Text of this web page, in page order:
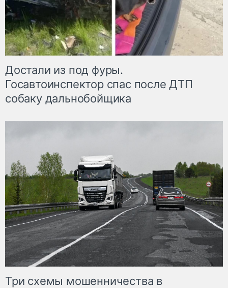
Достали из под фуры.
Госавтоинспектор спас после ДТП
собаку дальнобойщика
Три схемы мошенничества в